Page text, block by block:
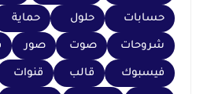
حسابات حلول حماية
شروحات صوت صور
فيسبوك قالب قنوات